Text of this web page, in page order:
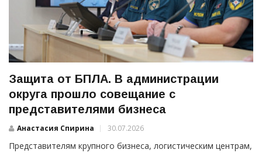
Защита от БПЛА. В администрации
округа прошло совещание с
представителями бизнеса
Анастасия Спирина 30.07.2026
Представителям крупного бизнеса, логистическим центрам,